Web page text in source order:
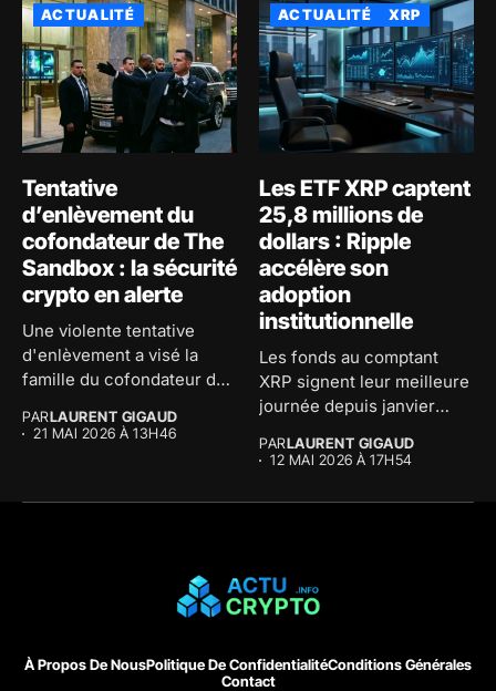
ACTUALITÉ
Tentative
d’enlèvement du
cofondateur de The
Sandbox : la sécurité
crypto en alerte
Une violente tentative
d'enlèvement a visé la
famille du cofondateur de
PARLAURENT GIGAUD
21 MAI 2026 À 13H46
ACTUALITÉ XRP
Les ETF XRP captent
25,8 millions de
dollars : Ripple
accélère son
adoption
institutionnelle
Les fonds au comptant
XRP signent leur meilleure
journée depuis janvier
PARLAURENT GIGAUD
12 MAI 2026 À 17H54
À Propos De NousPolitique De ConfidentialitéConditions Générales
Contact